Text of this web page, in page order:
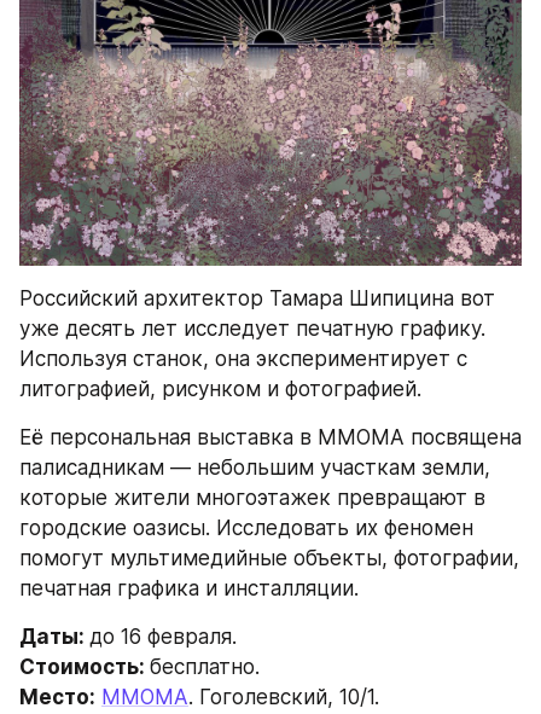
Российский архитектор Тамара Шипицина вот
уже десять лет исследует печатную графику.
Используя станок, она экспериментирует с
литографией, рисунком и фотографией.
Её персональная выставка в ММОМА посвящена
палисадникам — небольшим участкам земли,
которые жители многоэтажек превращают в
городские оазисы. Исследовать их феномен
помогут мультимедийные объекты, фотографии,
печатная графика и инсталляции.
Даты: до 16 февраля.
Стоимость: бесплатно.
Место: ММОМА. Гоголевский, 10/1.